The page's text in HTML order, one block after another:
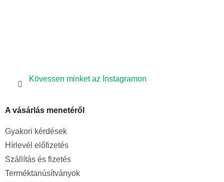
Kövessen minket az Instagramon
A vásárlás menetéről
Gyakori kérdések
Hírlevél előfizetés
Szállítás és fizetés
Terméktanúsítványok